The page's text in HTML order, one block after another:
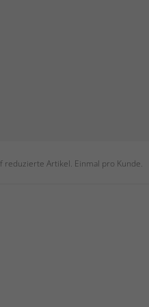
reduzierte Artikel. Einmal pro Kunde.